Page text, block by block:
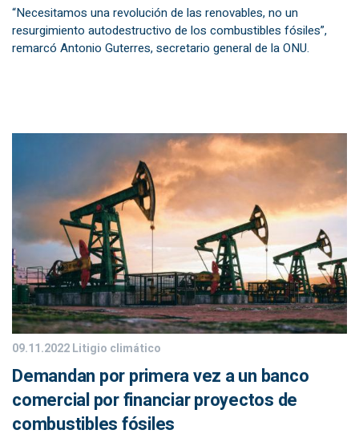
“Necesitamos una revolución de las renovables, no un
resurgimiento autodestructivo de los combustibles fósiles”,
remarcó Antonio Guterres, secretario general de la ONU.
09.11.2022Litigio climático
Demandan por primera vez a un banco
comercial por financiar proyectos de
combustibles fósiles